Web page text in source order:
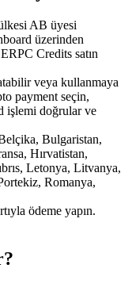
AB üyesi
üzerinden
Credits satın
veya kullanmaya
payment seçin,
işlemi doğrular ve
Bulgaristan,
Hırvatistan,
Letonya, Litvanya,
Romanya,
ödeme yapın.